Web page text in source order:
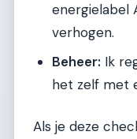
energielabel
verhogen.
Beheer: Ik
het zelf met
Als je deze